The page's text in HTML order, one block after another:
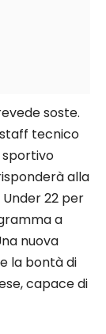
soste.
tecnico
sportivo
alla
22 per
a
nuova
la bontà di
capace di